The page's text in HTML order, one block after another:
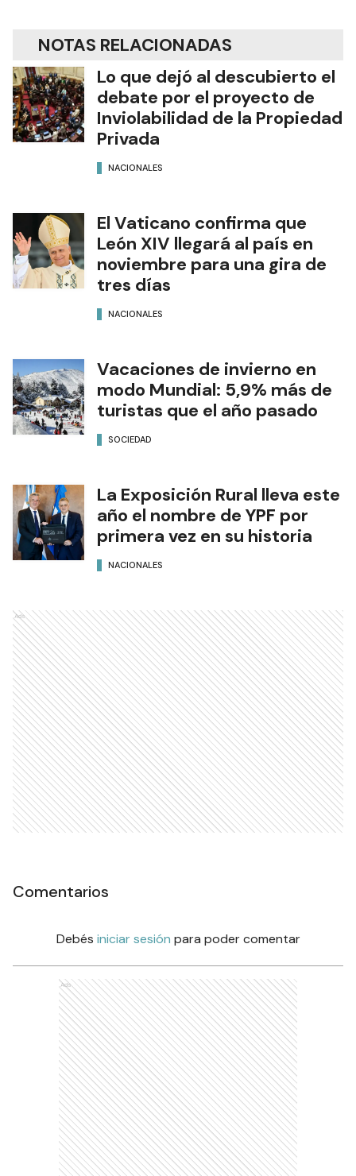
NOTAS RELACIONADAS
Lo que dejó al descubierto el
debate por el proyecto de
Inviolabilidad de la Propiedad
Privada
NACIONALES
El Vaticano confirma que
León XIV llegará al país en
noviembre para una gira de
tres días
NACIONALES
Vacaciones de invierno en
modo Mundial: 5,9% más de
turistas que el año pasado
SOCIEDAD
La Exposición Rural lleva este
año el nombre de YPF por
primera vez en su historia
NACIONALES
Ads
Comentarios
Debés iniciar sesión para poder comentar
Ads